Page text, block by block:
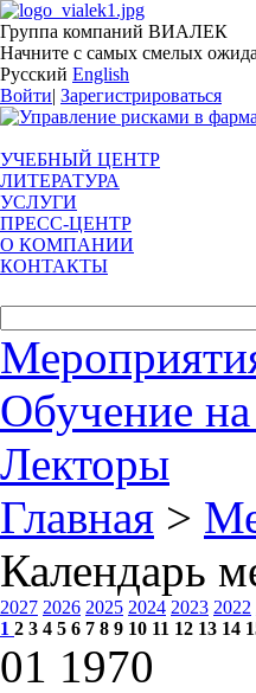
Группа компаний ВИАЛЕК
Начните с самых смелых
Русский English
Войти| Зарегистрироваться
УЧЕБНЫЙ ЦЕНТР
ЛИТЕРАТУРА
УСЛУГИ
ПРЕСС-ЦЕНТР
О КОМПАНИИ
КОНТАКТЫ
Обучение на
Лекторы
Главная >
Календарь
2027 2026 2025 2024 2023 2022
1 2 3 4 5 6 7 8 9 10 11 12 13 14
01 1970